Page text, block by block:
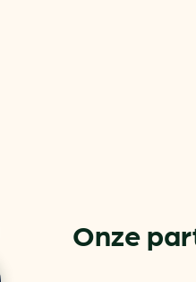
Onze